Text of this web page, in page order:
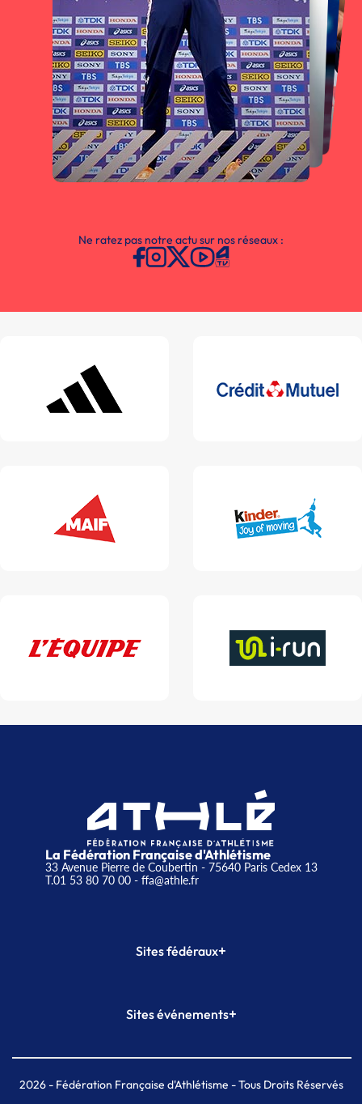
Ne ratez pas notre actu sur nos réseaux :
La Fédération Française d'Athlétisme
33 Avenue Pierre de Coubertin - 75640 Paris Cedex 13
T.01 53 80 70 00- ffa@athle.fr
Sites fédéraux+
Plateforme Formation
Sites événements+
Meeting de Paris indoor
MAIF Ekiden de Paris
2026- Fédération Française d'Athlétisme - Tous Droits Réservés